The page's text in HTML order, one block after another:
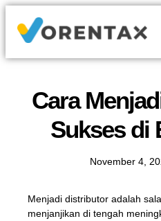
Cara
Sukses di
November 4,
Menjadi distributor adalah
menjanjikan di tengah